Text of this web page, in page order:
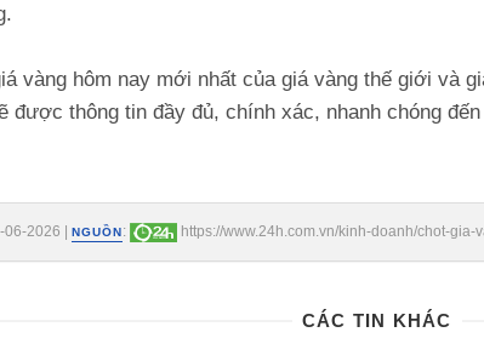
vàng hôm nay mới nhất của giá vàng thế giới và
được thông tin đầy đủ, chính xác, nhanh chóng
06-2026 NGUỒN:
https://www.24h.com.vn/kinh-doanh/chot-
CÁC TIN KHÁC